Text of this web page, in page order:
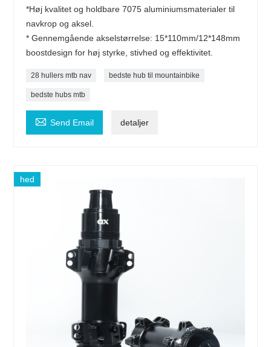
*Høj kvalitet og holdbare 7075 aluminiumsmaterialer til
navkrop og aksel.
* Gennemgående akselstørrelse: 15*110mm/12*148mm
boostdesign for høj styrke, stivhed og effektivitet.
28 hullers mtb nav bedste hub til mountainbike
bedste hubs mtb
 Send Email detaljer
hed